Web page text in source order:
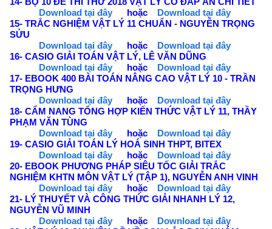
Download tại đây
hoặc Download tại đây
15- TRẮC NGHIỆM VẬT LÝ 11 CHUẨN - NGUYỄN TRỌNG
SỬU
Download tại đây
hoặc Download tại đây
16- CASIO GIẢI TOÁN VẬT LÝ, LÊ VĂN DŨNG
Download tại đây
hoặc Download tại đây
17- EBOOK 400 BÀI TOÁN NÂNG CAO VẬT LÝ 10 - TRẦN
TRỌNG HƯNG
Download tại đây
hoặc Download tại đây
18- CẨM NANG TỔNG HỢP KIẾN THỨC VẬT LÝ 11, THẦY
PHẠM VĂN TÙNG
Download tại đây
hoặc
Download tại đây
19- CASIO GIẢI TOÁN LÝ HOÁ SINH THPT, BITEX
Download tại đây
hoặc
Download tại đây
20- EBOOK PHƯƠNG PHÁP SIÊU TỐC GIẢI TRẮC
NGHIỆM KHTN MÔN VẬT LÝ (TẬP 1), NGUYỄN ANH VINH
Download tại đây
hoặc
Download tại đây
21- LÝ THUYẾT VÀ CÔNG THỨC GIẢI NHANH LÝ 12,
NGUYỄN VŨ MINH
Download tại đây
hoặc Download tại đây